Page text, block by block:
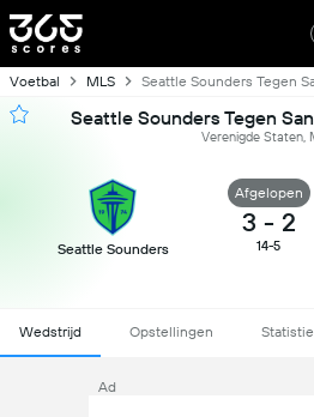
Voetbal MLS Seattle Sounders Tegen
Seattle Sounders Tegen
Verenigde Staten,
Seattle Sounders
Afgelopen
3 - 2
14-5
Wedstrijd Opstellingen
Ad